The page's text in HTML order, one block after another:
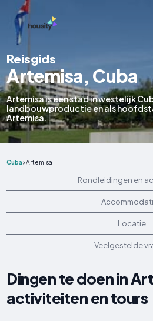
Reisgids
Artemisa, Cuba
Artemisa is een stad in westelijk
landbouwproductie en als
Artemisa.
Cuba>Artemisa
Rondleidingen en
Locatie
Veelgestelde
Dingen te doen in
activiteiten en tours